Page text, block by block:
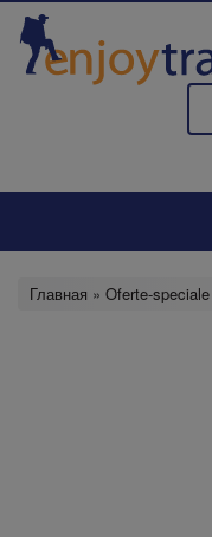
Перейти
основному
содержанию
Главная » Oferte-speciale